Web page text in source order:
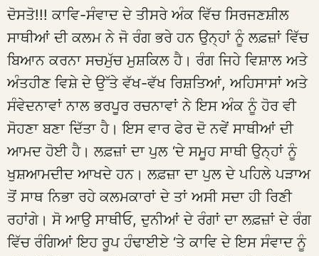
ਦੋਸਤੋ!!! ਕਾਵਿ-ਸੰਵਾਦ ਦੇ ਤੀਸਰੇ ਅੰਕ ਵਿੱਚ ਸਿਰਜਣਸ਼ੀਲ
ਸਾਥੀਆਂ ਦੀ ਕਲਮ ਨੇ ਜੋ ਰੰਗ ਭਰੇ ਹਨ ਉਨ੍ਹਾਂ ਨੂੰ ਲਫ਼ਜ਼ਾਂ ਵਿੱਚ
ਬਿਆਨ ਕਰਨਾ ਸਚਮੁੱਚ ਮੁਸ਼ਕਿਲ ਹੈ। ਰੰਗ ਜਿਹੇ ਵਿਸ਼ਾਲ ਅਤੇ
ਅੰਤਹੀਣ ਵਿਸ਼ੇ ਦੇ ਉੱਤੇ ਵੱਖ-ਵੱਖ ਰਿਸ਼ਤਿਆਂ, ਅਹਿਸਾਸਾਂ ਅਤੇ
ਸੰਵੇਦਨਾਵਾਂ ਨਾਲ ਭਰਪੂਰ ਰਚਨਾਵਾਂ ਨੇ ਇਸ ਅੰਕ ਨੂੰ ਹੋਰ ਵੀ
ਸੋਹਣਾ ਬਣਾ ਦਿੱਤਾ ਹੈ। ਇਸ ਵਾਰ ਫੇਰ ਦੋ ਨਵੇਂ ਸਾਥੀਆਂ ਦੀ
ਆਮਦ ਹੋਈ ਹੈ। ਲਫ਼ਜ਼ਾਂ ਦਾ ਪੁਲ ‘ਦੇ ਸਮੂਹ ਸਾਥੀ ਉਨ੍ਹਾਂ ਨੂੰ
ਖੁਸ਼ਆਮਦੀਦ ਆਖਦੇ ਹਨ। ਲਫ਼ਜ਼ਾ ਦਾ ਪੁਲ ਦੇ ਪਹਿਲੇ ਪੜਾਅ
ਤੋਂ ਸਾਥ ਨਿਭਾ ਰਹੇ ਕਲਮਕਾਰਾਂ ਦੇ ਤਾਂ ਅਸੀ ਸਦਾ ਹੀ ਰਿਣੀ
ਰਹਾਂਗੇ। ਸੋ ਆਉ ਸਾਥੀਓ, ਦੁਨੀਆਂ ਦੇ ਰੰਗਾਂ ਦਾ ਲਫ਼ਜ਼ਾਂ ਦੇ ਰੰਗ
ਵਿੱਚ ਰੰਗਿਆਂ ਇਹ ਰੂਪ ਹੰਢਾਈਏ ‘ਤੇ ਕਾਵਿ ਦੇ ਇਸ ਸੰਵਾਦ ਨੂੰ